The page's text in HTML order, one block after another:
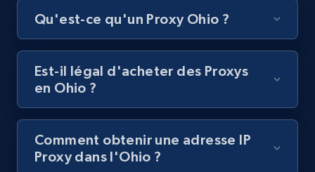
Qu'est-ce qu'un Proxy Ohio ?
Est-il légal d'acheter des Proxys
en Ohio ?
Comment obtenir une adresse IP
Proxy dans l'Ohio ?